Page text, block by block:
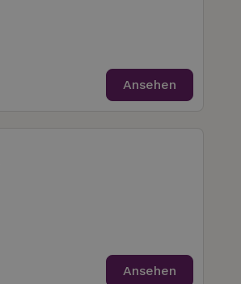
Ansehen
Ansehen